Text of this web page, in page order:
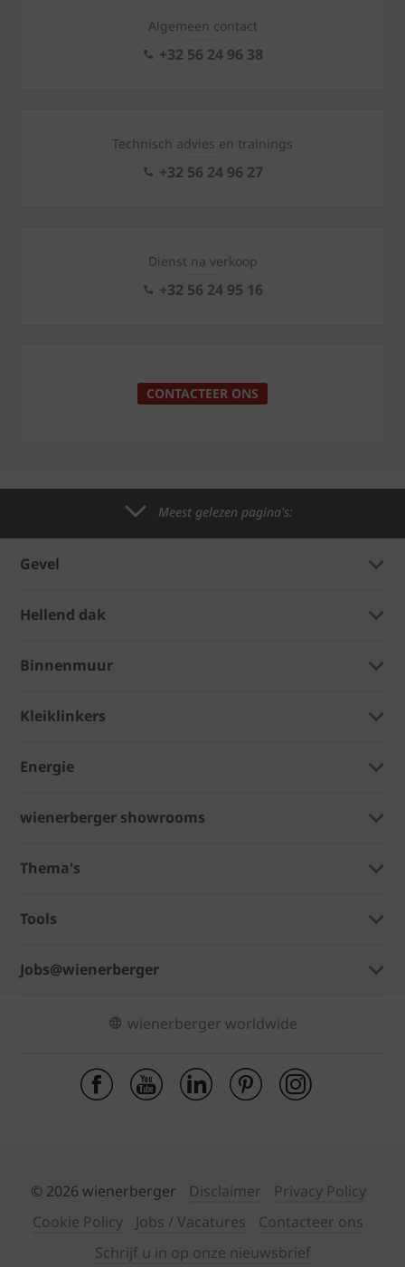
Algemeen contact
+32 56 24 96 38
Technisch advies en trainings
+32 56 24 96 27
Dienst na verkoop
+32 56 24 95 16
CONTACTEER ONS
Meest gelezen pagina's:
Gevel
Hellend dak
Binnenmuur
Kleiklinkers
Energie
wienerberger showrooms
Thema's
Tools
Jobs@wienerberger
wienerberger worldwide
© 2026 wienerberger Disclaimer
Privacy Policy
Cookie Policy
Jobs / Vacatures
Contacteer ons
Schrijf u in op onze nieuwsbrief